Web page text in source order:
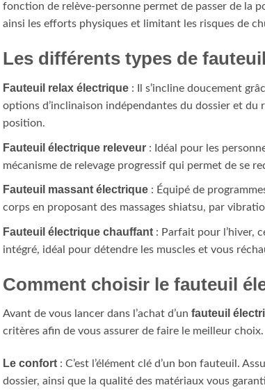
fonction de relève-personne permet de passer de la
ainsi les efforts physiques et limitant les risques de
Les différents types de
Fauteuil relax électrique : Il s’incline doucement
options d’inclinaison indépendantes du dossier et
position.
Fauteuil électrique releveur : Idéal pour les
mécanisme de relevage progressif qui permet de se
Fauteuil massant électrique : Équipé de
corps en proposant des massages shiatsu, par
Fauteuil électrique chauffant : Parfait pour l’hiver,
intégré, idéal pour détendre les muscles et vous
Comment choisir le fauteuil
Avant de vous lancer dans l’achat d’un fauteuil
critères afin de vous assurer de faire le meilleur choix.
Le confort : C’est l’élément clé d’un bon fauteuil.
dossier, ainsi que la qualité des matériaux vous